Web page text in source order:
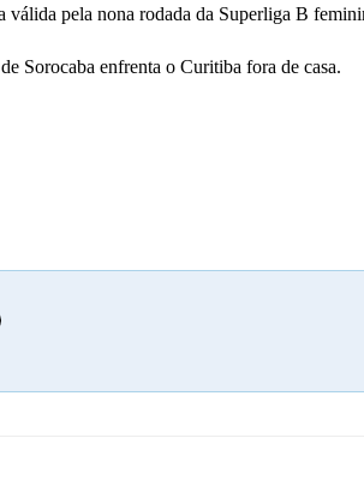
válida pela nona rodada da Superliga B
Sorocaba enfrenta o Curitiba fora de casa.